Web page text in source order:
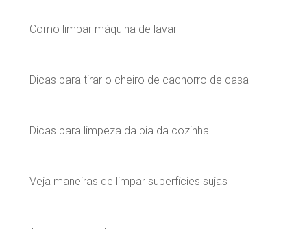
Como limpar máquina de lavar
Dicas para tirar o cheiro de cachorro de casa
Dicas para limpeza da pia da cozinha
Veja maneiras de limpar superfícies sujas